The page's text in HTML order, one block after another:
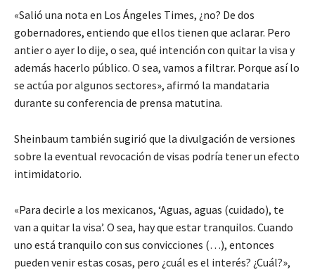
«Salió una nota en Los Ángeles Times, ¿no? De dos
gobernadores, entiendo que ellos tienen que aclarar. Pero
antier o ayer lo dije, o sea, qué intención con quitar la visa y
además hacerlo público. O sea, vamos a filtrar. Porque así lo
se actúa por algunos sectores», afirmó la mandataria
durante su conferencia de prensa matutina.
Sheinbaum también sugirió que la divulgación de versiones
sobre la eventual revocación de visas podría tener un efecto
intimidatorio.
«Para decirle a los mexicanos, ‘Aguas, aguas (cuidado), te
van a quitar la visa’. O sea, hay que estar tranquilos. Cuando
uno está tranquilo con sus convicciones (…), entonces
pueden venir estas cosas, pero ¿cuál es el interés? ¿Cuál?»,